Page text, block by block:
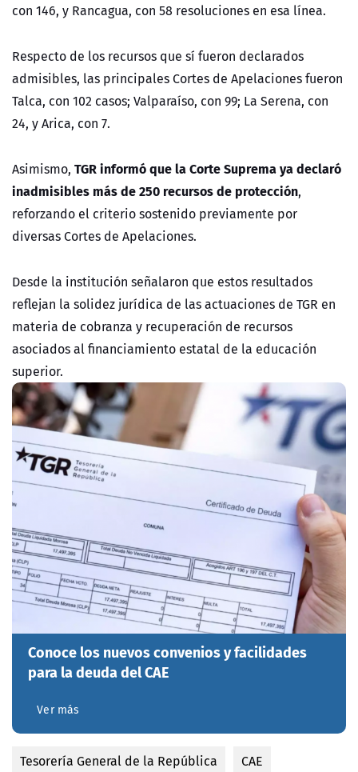
con 146, y Rancagua, con 58 resoluciones en esa línea.
Respecto de los recursos que sí fueron declarados
admisibles, las principales Cortes de Apelaciones fueron
Talca, con 102 casos; Valparaíso, con 99; La Serena, con
24, y Arica, con 7.
Asimismo, TGR informó que la Corte Suprema ya declaró
inadmisibles más de 250 recursos de protección,
reforzando el criterio sostenido previamente por
diversas Cortes de Apelaciones.
Desde la institución señalaron que estos resultados
reflejan la solidez jurídica de las actuaciones de TGR en
materia de cobranza y recuperación de recursos
asociados al financiamiento estatal de la educación
superior.
Conoce los nuevos convenios y facilidades
para la deuda del CAE
Ver más
Tesorería General de la República
CAE